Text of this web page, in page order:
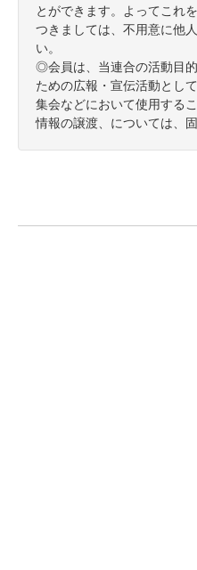
とができます。よってこれ
つきましては、不用意に他
い。
◎会員は、当連合の活動目
ための広報・宣伝活動とし
集会などにおいて使用する
情報の譲渡、については、固